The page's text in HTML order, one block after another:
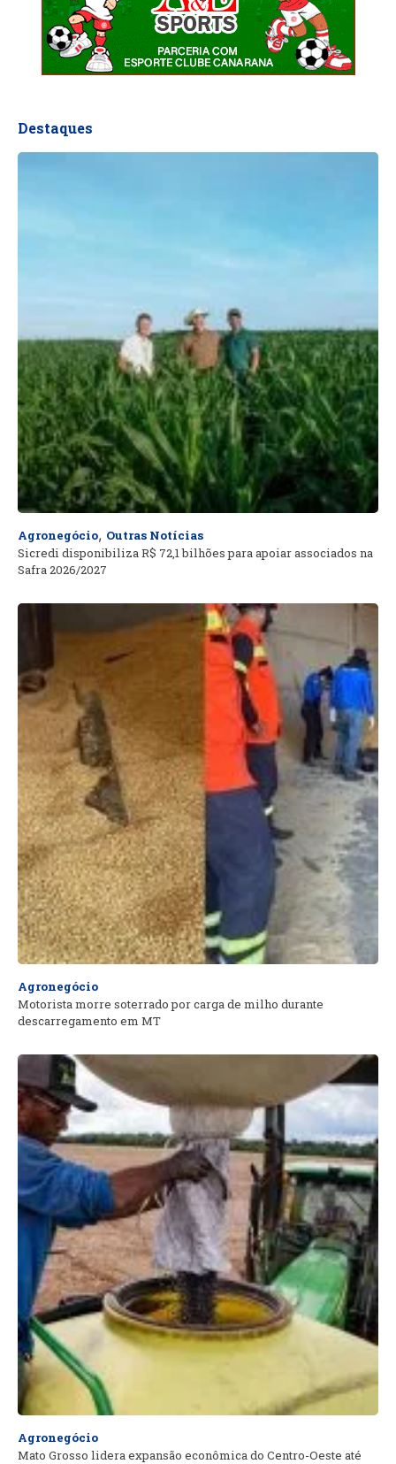
Destaques
Agronegócio, Outras Notícias
Sicredi disponibiliza R$ 72,1 bilhões para apoiar associados na
Safra 2026/2027
Agronegócio
Motorista morre soterrado por carga de milho durante
descarregamento em MT
Agronegócio
Mato Grosso lidera expansão econômica do Centro-Oeste até